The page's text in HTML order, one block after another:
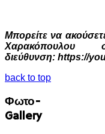
Μπορείτε να
Χαρακόπουλου
διεύθυνση: https://
back to top
Φωτο-
Gallery